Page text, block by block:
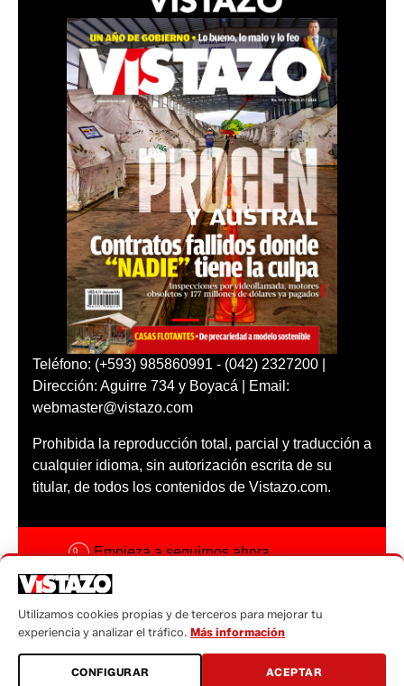
Teléfono: (+593) 985860991 - (042) 2327200 |
Dirección: Aguirre 734 y Boyacá | Email:
webmaster@vistazo.com
Prohibida la reproducción total, parcial y traducción a
cualquier idioma, sin autorización escrita de su
titular, de todos los contenidos de Vistazo.com.
Empieza a seguirnos ahora
Código ética
Sugerencias a:
sugerencias@vistazo.com
Utilizamos cookies propias y de terceros para mejorar tu
experiencia y analizar el tráfico. Más información
CONFIGURAR ACEPTAR